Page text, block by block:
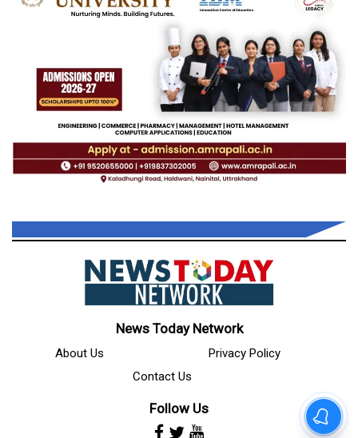
News Today Network
About Us
Privacy Policy
Contact Us
Follow Us